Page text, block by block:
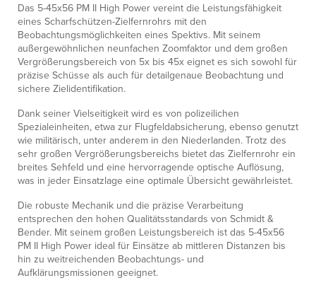
Das 5-45x56 PM II High Power vereint die Leistungsfähigkeit
eines Scharfschützen-Zielfernrohrs mit den
Beobachtungsmöglichkeiten eines Spektivs. Mit seinem
außergewöhnlichen neunfachen Zoomfaktor und dem großen
Vergrößerungsbereich von 5x bis 45x eignet es sich sowohl für
präzise Schüsse als auch für detailgenaue Beobachtung und
sichere Zielidentifikation.
Dank seiner Vielseitigkeit wird es von polizeilichen
Spezialeinheiten, etwa zur Flugfeldabsicherung, ebenso genutzt
wie militärisch, unter anderem in den Niederlanden. Trotz des
sehr großen Vergrößerungsbereichs bietet das Zielfernrohr ein
breites Sehfeld und eine hervorragende optische Auflösung,
was in jeder Einsatzlage eine optimale Übersicht gewährleistet.
Die robuste Mechanik und die präzise Verarbeitung
entsprechen den hohen Qualitätsstandards von Schmidt &
Bender. Mit seinem großen Leistungsbereich ist das 5-45x56
PM II High Power ideal für Einsätze ab mittleren Distanzen bis
hin zu weitreichenden Beobachtungs- und
Aufklärungsmissionen geeignet.